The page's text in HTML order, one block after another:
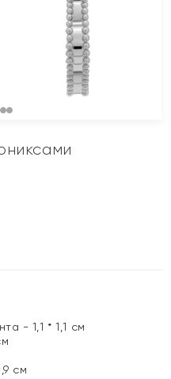
- 1,1 * 1,1 см
см